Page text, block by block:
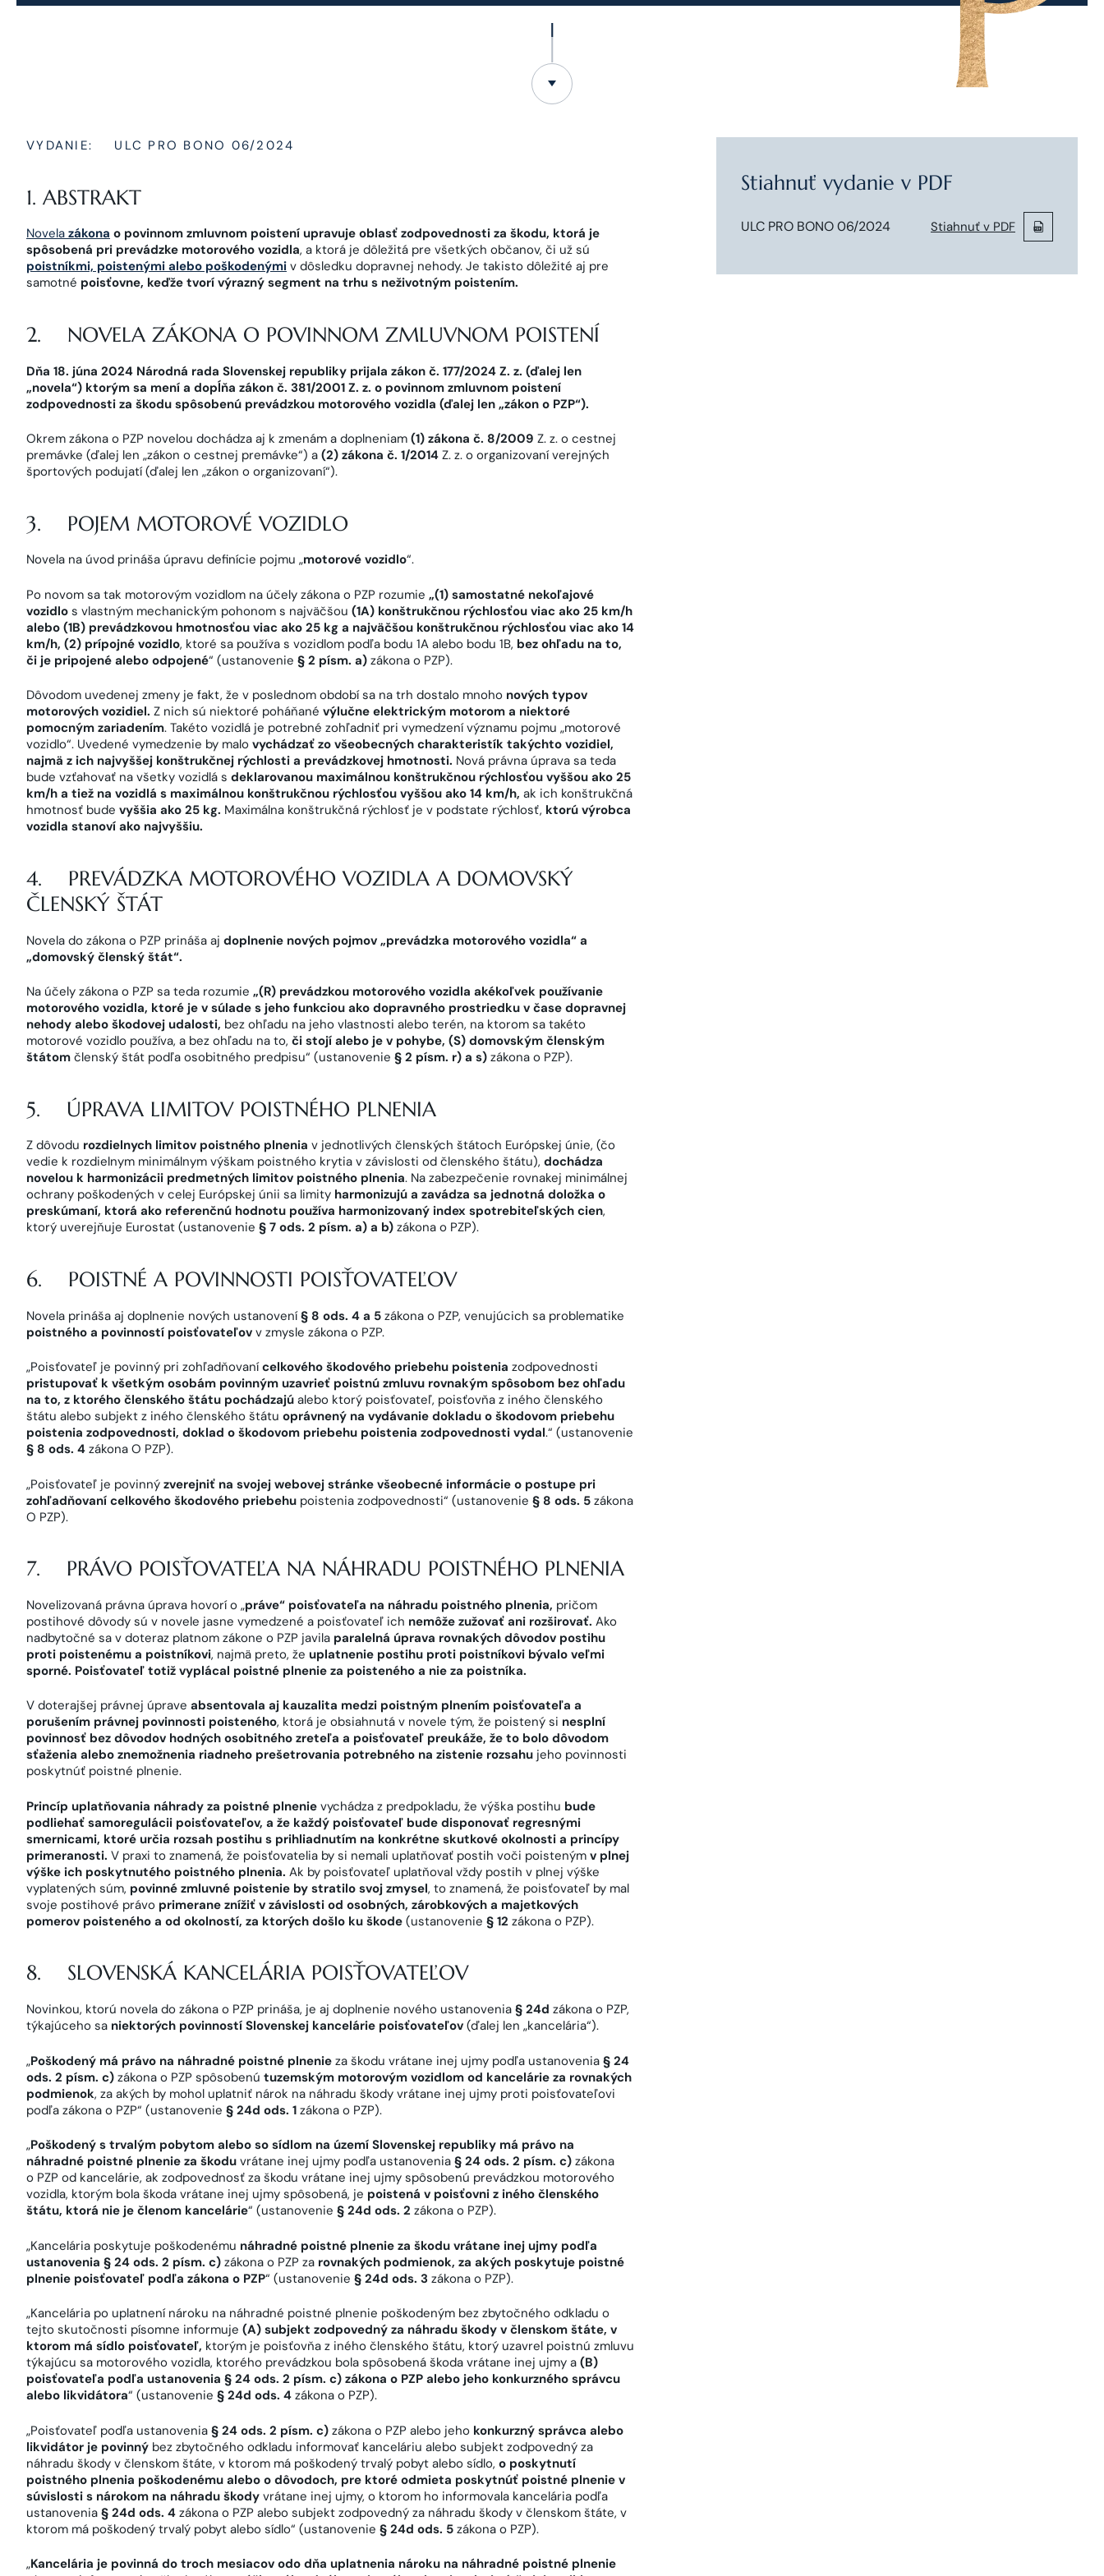
VYDANIE: ULC PRO BONO 06/2024
1. ABSTRAKT
Novela zákona o povinnom zmluvnom poistení upravuje oblasť zodpovednosti za škodu, ktorá je
spôsobená pri prevádzke motorového vozidla, a ktorá je dôležitá pre všetkých občanov, či už sú
poistníkmi, poistenými alebo poškodenými v dôsledku dopravnej nehody. Je takisto dôležité aj pre
samotné poisťovne, keďže tvorí výrazný segment na trhu s neživotným poistením.
2. NOVELA ZÁKONA O POVINNOM ZMLUVNOM POISTENÍ
Dňa 18. júna 2024 Národná rada Slovenskej republiky prijala zákon č. 177/2024 Z. z. (ďalej len
„novela“) ktorým sa mení a dopĺňa zákon č. 381/2001 Z. z. o povinnom zmluvnom poistení
zodpovednosti za škodu spôsobenú prevádzkou motorového vozidla (ďalej len „zákon o PZP“).
Okrem zákona o PZP novelou dochádza aj k zmenám a doplneniam (1) zákona č. 8/2009 Z. z. o cestnej
premávke (ďalej len „zákon o cestnej premávke“) a (2) zákona č. 1/2014 Z. z. o organizovaní verejných
športových podujatí (ďalej len „zákon o organizovaní“).
3. POJEM MOTOROVÉ VOZIDLO
Novela na úvod prináša úpravu definície pojmu „motorové vozidlo“.
Po novom sa tak motorovým vozidlom na účely zákona o PZP rozumie „(1) samostatné nekoľajové
vozidlo s vlastným mechanickým pohonom s najväčšou (1A) konštrukčnou rýchlosťou viac ako 25 km/h
alebo (1B) prevádzkovou hmotnosťou viac ako 25 kg a najväčšou konštrukčnou rýchlosťou viac ako 14
km/h, (2) prípojné vozidlo, ktoré sa používa s vozidlom podľa bodu 1A alebo bodu 1B, bez ohľadu na to,
či je pripojené alebo odpojené“ (ustanovenie § 2 písm. a) zákona o PZP).
Dôvodom uvedenej zmeny je fakt, že v poslednom období sa na trh dostalo mnoho nových typov
motorových vozidiel. Z nich sú niektoré poháňané výlučne elektrickým motorom a niektoré
pomocným zariadením. Takéto vozidlá je potrebné zohľadniť pri vymedzení významu pojmu „motorové
vozidlo“. Uvedené vymedzenie by malo vychádzať zo všeobecných charakteristík takýchto vozidiel,
najmä z ich najvyššej konštrukčnej rýchlosti a prevádzkovej hmotnosti. Nová právna úprava sa teda
bude vzťahovať na všetky vozidlá s deklarovanou maximálnou konštrukčnou rýchlosťou vyššou ako 25
km/h a tiež na vozidlá s maximálnou konštrukčnou rýchlosťou vyššou ako 14 km/h, ak ich konštrukčná
hmotnosť bude vyššia ako 25 kg. Maximálna konštrukčná rýchlosť je v podstate rýchlosť, ktorú výrobca
vozidla stanoví ako najvyššiu.
4. PREVÁDZKA MOTOROVÉHO VOZIDLA A DOMOVSKÝ
ČLENSKÝ ŠTÁT
Novela do zákona o PZP prináša aj doplnenie nových pojmov „prevádzka motorového vozidla“ a
„domovský členský štát“.
Na účely zákona o PZP sa teda rozumie „(R) prevádzkou motorového vozidla akékoľvek používanie
motorového vozidla, ktoré je v súlade s jeho funkciou ako dopravného prostriedku v čase dopravnej
nehody alebo škodovej udalosti, bez ohľadu na jeho vlastnosti alebo terén, na ktorom sa takéto
motorové vozidlo používa, a bez ohľadu na to, či stojí alebo je v pohybe, (S) domovským členským
štátom členský štát podľa osobitného predpisu“ (ustanovenie § 2 písm. r) a s) zákona o PZP).
5. ÚPRAVA LIMITOV POISTNÉHO PLNENIA
Z dôvodu rozdielnych limitov poistného plnenia v jednotlivých členských štátoch Európskej únie, (čo
vedie k rozdielnym minimálnym výškam poistného krytia v závislosti od členského štátu), dochádza
novelou k harmonizácii predmetných limitov poistného plnenia. Na zabezpečenie rovnakej minimálnej
ochrany poškodených v celej Európskej únii sa limity harmonizujú a zavádza sa jednotná doložka o
preskúmaní, ktorá ako referenčnú hodnotu používa harmonizovaný index spotrebiteľských cien,
ktorý uverejňuje Eurostat (ustanovenie § 7 ods. 2 písm. a) a b) zákona o PZP).
6. POISTNÉ A POVINNOSTI POISŤOVATEĽOV
Novela prináša aj doplnenie nových ustanovení§ 8 ods. 4 a 5 zákona o PZP, venujúcich sa problematike
poistného a povinností poisťovateľov v zmysle zákona o PZP.
„Poisťovateľ je povinný pri zohľadňovanícelkového škodového priebehu poistenia zodpovednosti
pristupovať k všetkým osobám povinným uzavrieť poistnú zmluvu rovnakým spôsobom bez ohľadu
na to, z ktorého členského štátu pochádzajú alebo ktorý poisťovateľ, poisťovňa z iného členského
štátu alebo subjekt z iného členského štátu oprávnený na vydávanie dokladu o škodovom priebehu
poistenia zodpovednosti, doklad o škodovom priebehu poistenia zodpovednosti vydal.“ (ustanovenie
§ 8 ods. 4 zákona O PZP).
„Poisťovateľ je povinný zverejniť na svojej webovej stránke všeobecné informácie o postupe pri
zohľadňovaní celkového škodového priebehu poistenia zodpovednosti“ (ustanovenie § 8 ods. 5 zákona
O PZP).
7. PRÁVO POISŤOVATEĽA NA NÁHRADU POISTNÉHO PLNENIA
Novelizovaná právna úprava hovorí o „práve“ poisťovateľa na náhradu poistného plnenia, pričom
postihové dôvody sú v novele jasne vymedzené a poisťovateľ ich nemôže zužovať ani rozširovať. Ako
nadbytočné sa v doteraz platnom zákone o PZP javila paralelná úprava rovnakých dôvodov postihu
proti poistenému a poistníkovi, najmä preto, že uplatnenie postihu proti poistníkovi bývalo veľmi
sporné. Poisťovateľ totiž vyplácal poistné plnenie za poisteného a nie za poistníka.
V doterajšej právnej úprave absentovala aj kauzalita medzi poistným plnením poisťovateľa a
porušením právnej povinnosti poisteného, ktorá je obsiahnutá v novele tým, že poistený si nesplní
povinnosť bez dôvodov hodných osobitného zreteľa a poisťovateľ preukáže, že to bolo dôvodom
sťaženia alebo znemožnenia riadneho prešetrovania potrebného na zistenie rozsahu jeho povinnosti
poskytnúť poistné plnenie.
Princíp uplatňovania náhrady za poistné plnenie vychádza z predpokladu, že výška postihu bude
podliehať samoregulácii poisťovateľov, a že každý poisťovateľ bude disponovať regresnými
smernicami, ktoré určia rozsah postihu s prihliadnutím na konkrétne skutkové okolnosti a princípy
primeranosti. V praxi to znamená, že poisťovatelia by si nemali uplatňovať postih voči poisteným v plnej
výške ich poskytnutého poistného plnenia. Ak by poisťovateľ uplatňoval vždy postih v plnej výške
vyplatených súm, povinné zmluvné poistenie by stratilo svoj zmysel, to znamená, že poisťovateľ by mal
svoje postihové právo primerane znížiť v závislosti od osobných, zárobkových a majetkových
pomerov poisteného a od okolností, za ktorých došlo ku škode (ustanovenie § 12 zákona o PZP).
8. SLOVENSKÁ KANCELÁRIA POISŤOVATEĽOV
Novinkou, ktorú novela do zákona o PZP prináša, je aj doplnenie nového ustanovenia § 24d zákona o PZP,
týkajúceho sa niektorých povinností Slovenskej kancelárie poisťovateľov (ďalej len „kancelária“).
„Poškodený má právo na náhradné poistné plnenie za škodu vrátane inej ujmy podľa ustanovenia § 24
ods. 2 písm. c) zákona o PZP spôsobenú tuzemským motorovým vozidlom od kancelárie za rovnakých
podmienok, za akých by mohol uplatniť nárok na náhradu škody vrátane inej ujmy proti poisťovateľovi
podľa zákona o PZP“ (ustanovenie § 24d ods. 1 zákona o PZP).
„Poškodený s trvalým pobytom alebo so sídlom na území Slovenskej republiky má právo na
náhradné poistné plnenie za škodu vrátane inej ujmy podľa ustanovenia § 24 ods. 2 písm. c) zákona
o PZP od kancelárie, ak zodpovednosť za škodu vrátane inej ujmy spôsobenú prevádzkou motorového
vozidla, ktorým bola škoda vrátane inej ujmy spôsobená, je poistená v poisťovni z iného členského
štátu, ktorá nie je členom kancelárie“ (ustanovenie § 24d ods. 2 zákona o PZP).
„Kancelária poskytuje poškodenému náhradné poistné plnenie za škodu vrátane inej ujmy podľa
ustanovenia § 24 ods. 2 písm. c) zákona o PZP za rovnakých podmienok, za akých poskytuje poistné
plnenie poisťovateľ podľa zákona o PZP“ (ustanovenie § 24d ods. 3 zákona o PZP).
„Kancelária po uplatnení nároku na náhradné poistné plnenie poškodeným bez zbytočného odkladu o
tejto skutočnosti písomne informuje (A) subjekt zodpovedný za náhradu škody v členskom štáte, v
ktorom má sídlo poisťovateľ, ktorým je poisťovňa z iného členského štátu, ktorý uzavrel poistnú zmluvu
týkajúcu sa motorového vozidla, ktorého prevádzkou bola spôsobená škoda vrátane inej ujmy a (B)
poisťovateľa podľa ustanovenia § 24 ods. 2 písm. c) zákona o PZP alebo jeho konkurzného správcu
alebo likvidátora“ (ustanovenie § 24d ods. 4 zákona o PZP).
„Poisťovateľ podľa ustanovenia § 24 ods. 2 písm. c) zákona o PZP alebo jeho konkurzný správca alebo
likvidátor je povinný bez zbytočného odkladu informovať kanceláriu alebo subjekt zodpovedný za
náhradu škody v členskom štáte, v ktorom má poškodený trvalý pobyt alebo sídlo, o poskytnutí
poistného plnenia poškodenému alebo o dôvodoch, pre ktoré odmieta poskytnúť poistné plnenie v
súvislosti s nárokom na náhradu škody vrátane inej ujmy, o ktorom ho informovala kancelária podľa
ustanovenia § 24d ods. 4 zákona o PZP alebo subjekt zodpovedný za náhradu škody v členskom štáte, v
ktorom má poškodený trvalý pobyt alebo sídlo“ (ustanovenie § 24d ods. 5 zákona o PZP).
„Kancelária je povinná do troch mesiacov odo dňa uplatnenia nároku na náhradné poistné plnenie
Stiahnuť vydanie v PDF
ULC PRO BONO 06/2024 Stiahnuť v PDF